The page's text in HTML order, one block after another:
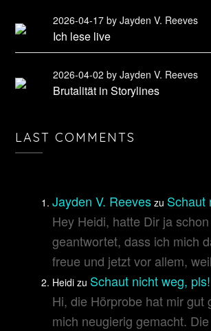
2026-04-17by Jayden V. Reeves
Ich lese live
2026-04-02by Jayden V. Reeves
Brutalität in Storylines
LAST COMMENTS
Jayden V. Reeves zu Schaut
Hey Heidi, hatte Dir ja
geantwortet, dass ich mich
freue und jetzt vor allem,
Heidi zu Schaut nicht weg, pls!
Hi, die Hörprobe hat mir gut
mich neugierig gemacht.